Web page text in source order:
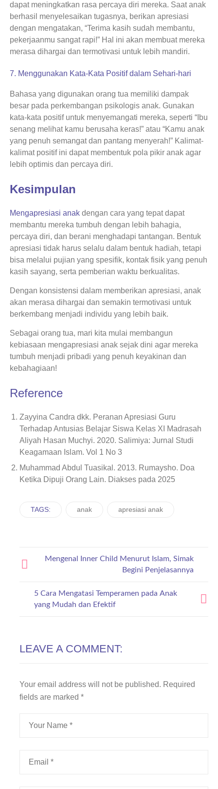
dapat meningkatkan rasa percaya diri mereka. Saat anak
berhasil menyelesaikan tugasnya, berikan apresiasi
dengan mengatakan, “Terima kasih sudah membantu,
pekerjaanmu sangat rapi!” Hal ini akan membuat mereka
merasa dihargai dan termotivasi untuk lebih mandiri.
7. Menggunakan Kata-Kata Positif dalam Sehari-hari
Bahasa yang digunakan orang tua memiliki dampak
besar pada perkembangan psikologis anak. Gunakan
kata-kata positif untuk menyemangati mereka, seperti “Ibu
senang melihat kamu berusaha keras!” atau “Kamu anak
yang penuh semangat dan pantang menyerah!” Kalimat-
kalimat positif ini dapat membentuk pola pikir anak agar
lebih optimis dan percaya diri.
Kesimpulan
Mengapresiasi anak dengan cara yang tepat dapat
membantu mereka tumbuh dengan lebih bahagia,
percaya diri, dan berani menghadapi tantangan. Bentuk
apresiasi tidak harus selalu dalam bentuk hadiah, tetapi
bisa melalui pujian yang spesifik, kontak fisik yang penuh
kasih sayang, serta pemberian waktu berkualitas.
Dengan konsistensi dalam memberikan apresiasi, anak
akan merasa dihargai dan semakin termotivasi untuk
berkembang menjadi individu yang lebih baik.
Sebagai orang tua, mari kita mulai membangun
kebiasaan mengapresiasi anak sejak dini agar mereka
tumbuh menjadi pribadi yang penuh keyakinan dan
kebahagiaan!
Reference
Zayyina Candra dkk. Peranan Apresiasi Guru
Terhadap Antusias Belajar Siswa Kelas XI Madrasah
Aliyah Hasan Muchyi. 2020. Salimiya: Jurnal Studi
Keagamaan Islam. Vol 1 No 3
Muhammad Abdul Tuasikal. 2013. Rumaysho. Doa
Ketika Dipuji Orang Lain. Diakses pada 2025
TAGS: anak apresiasi anak
5 Cara Mengatasi Temperamen pada Anak
yang Mudah dan Efektif
Mengenal Inner Child Menurut Islam, Simak
Begini Penjelasannya
LEAVE A COMMENT:
Your email address will not be published. Required
fields are marked *